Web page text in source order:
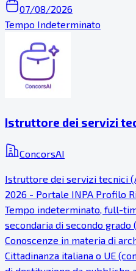
07/08/2026
Tempo Indeterminato
Istruttore dei servizi
ConcorsAI
Istruttore dei servizi tecnici
2026 - Portale INPA Profilo
Tempo indeterminato, full-
secondaria di secondo
Conoscenze in materia di
Cittadinanza italiana o UE